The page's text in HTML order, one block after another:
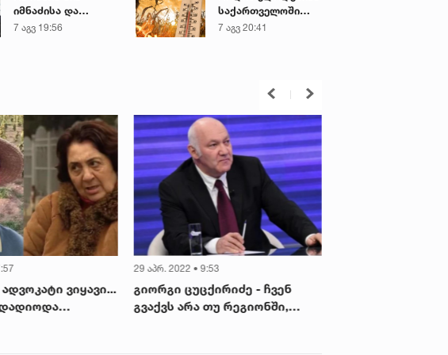
იმნაძისა და
მამამისის ფარული
7 აგვ 19:56
საქართველოში
+40-გრადუსიან
7 აგვ 20:41
ვიყავი...
29 აპრ. 2022 • 9:53
გიორგი ცუცქირიძე - ჩვენ
გვაქვს არა თუ რეგიონში,